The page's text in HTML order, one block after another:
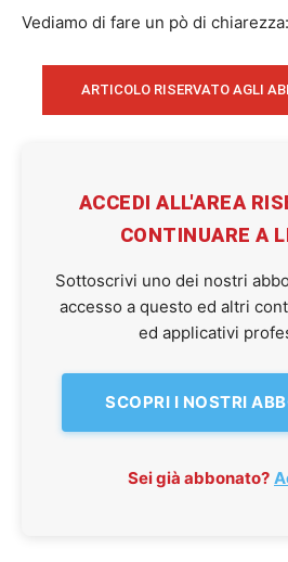
Vediamo di fare un pò di chiarezza:
ARTICOLO RISERVATO AGLI
ACCEDI ALL'AREA
CONTINUARE A
Sottoscrivi uno dei nostri
accesso a questo ed altri
ed applicativi
SCOPRI I NOSTRI
Sei già abbonato?